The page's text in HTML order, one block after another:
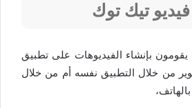
تيك توك
بإنشاء الفيديوهات على تطبيق
من خلال التطبيق نفسه أم من خلال